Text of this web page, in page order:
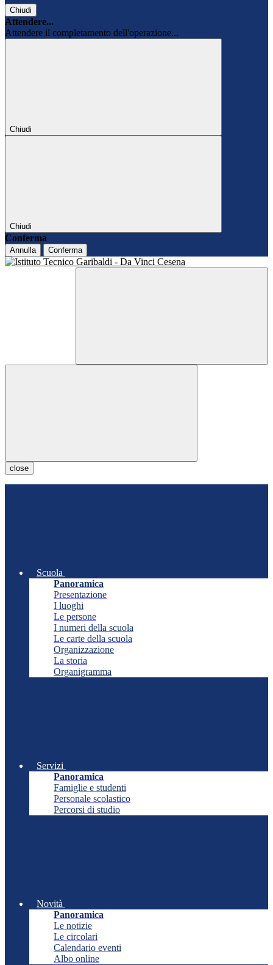
Chiudi
Attendere...
Attendere il completamento dell'operazione...
Chiudi
Chiudi
Conferma
Annulla Conferma
close
Scuola
Panoramica
Presentazione
I luoghi
Le persone
I numeri della scuola
Le carte della scuola
Organizzazione
La storia
Organigramma
Servizi
Panoramica
Famiglie e studenti
Personale scolastico
Percorsi di studio
Novità
Panoramica
Le notizie
Le circolari
Calendario eventi
Albo online